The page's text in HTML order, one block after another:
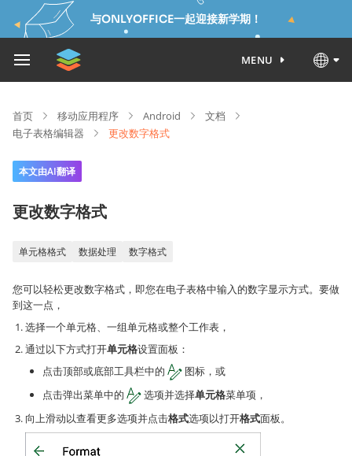
与ONLYOFFICE一起迎接新学期！
MENU
首页 移动应用程序 Android
文档
电子表格编辑器
更改数字格式
本文由AI翻译
更改数字格式
单元格格式 数据处理 数字格式
您可以轻松更改数字格式，即您在电子表格中输入的数字显示方式。要做
到这一点，
选择一个单元格、一组单元格或整个工作表，
通过以下方式打开单元格设置面板：
点击顶部或底部工具栏中的
图标，或
点击弹出菜单中的
选项并选择单元格菜单项，
向上滑动以查看更多选项并点击格式选项以打开格式面板。